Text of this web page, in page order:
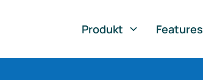
Produkt
Features